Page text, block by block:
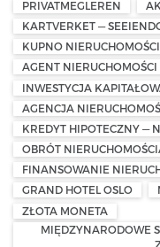
PRIVATMEGLEREN
KARTVERKET —
KUPNO
AGENT
INWESTYCJA
AGENCJA
KREDYT HIPOTECZNY —
OBRÓT
FINANSOWANIE
GRAND HOTEL OSLO
ZŁOTA MONETA
MIĘDZYNARODOWE